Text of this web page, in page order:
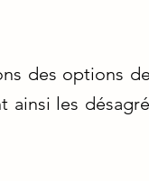
des options
les